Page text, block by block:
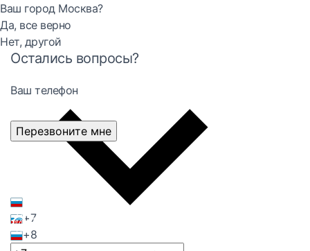
Ваш город Москва?
Да, все верно
Нет, другой
Остались вопросы?
Ваш телефон
+7
+8
Перезвоните мне